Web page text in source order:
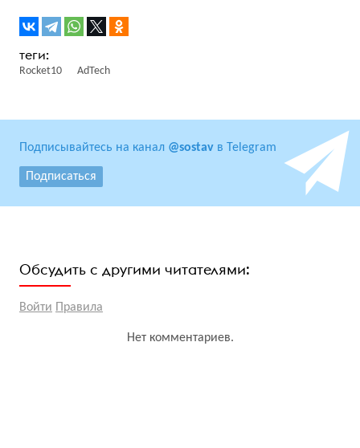
Rocket10 AdTech
Подписывайтесь на канал @sostav в Telegram
Подписаться
Обсудить с другими читателями:
Войти Правила
Нет комментариев.